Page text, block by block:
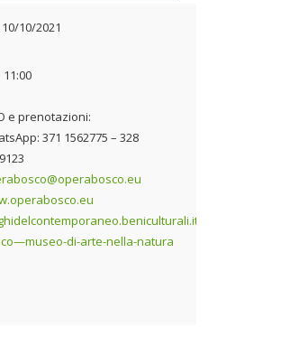
10/10/2021
e prenotazioni:
371 1562775 – 328
opera-
di-arte-nella-natura